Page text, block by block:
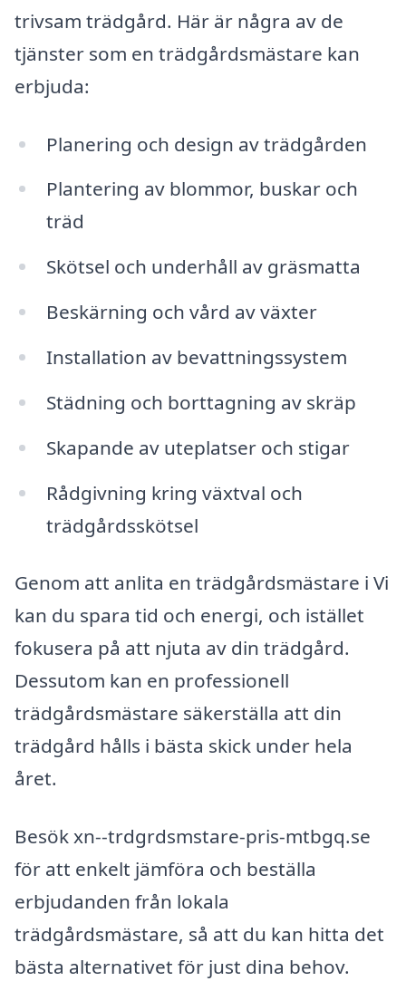
trivsam trädgård. Här är några av de
tjänster som en trädgårdsmästare kan
erbjuda:
Planering och design av trädgården
Plantering av blommor, buskar och
träd
Skötsel och underhåll av gräsmatta
Beskärning och vård av växter
Installation av bevattningssystem
Städning och borttagning av skräp
Skapande av uteplatser och stigar
Rådgivning kring växtval och
trädgårdsskötsel
Genom att anlita en trädgårdsmästare i Vi
kan du spara tid och energi, och istället
fokusera på att njuta av din trädgård.
Dessutom kan en professionell
trädgårdsmästare säkerställa att din
trädgård hålls i bästa skick under hela
året.
Besök xn--trdgrdsmstare-pris-mtbgq.se
för att enkelt jämföra och beställa
erbjudanden från lokala
trädgårdsmästare, så att du kan hitta det
bästa alternativet för just dina behov.